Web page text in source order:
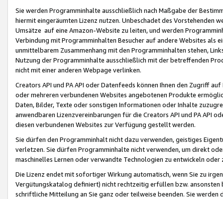
Sie werden Programminhalte ausschließlich nach Maßgabe der
hiermit eingeräumten Lizenz nutzen. Unbeschadet des Vorstehenden
Umsätze auf eine Amazon-Website zu leiten, und werden
Verbindung mit Programminhalten Besucher auf andere Websites als
unmittelbarem Zusammenhang mit den Programminhalten stehen,
Nutzung der Programminhalte ausschließlich mit der betreffenden
nicht mit einer anderen Webpage verlinken.
Creators API und PA API oder Datenfeeds können Ihnen den Zugriff
oder mehreren verbundenen Websites angebotenen Produkte
Daten, Bilder, Texte oder sonstigen Informationen oder Inhalte
anwendbaren Lizenzvereinbarungen für die Creators API und PA API
diesen verbundenen Websites zur Verfügung gestellt werden.
Sie dürfen den Programminhalt nicht dazu verwenden, geistiges
verletzen. Sie dürfen Programminhalte nicht verwenden, um direkt
maschinelles Lernen oder verwandte Technologien zu entwickeln
Die Lizenz endet mit sofortiger Wirkung automatisch, wenn Sie zu
Vergütungskatalog definiert) nicht rechtzeitig erfüllen bzw. ansonsten
schriftliche Mitteilung an Sie ganz oder teilweise beenden. Sie werden